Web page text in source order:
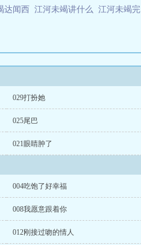
达闻西 江河未竭讲什么 江河未竭完
029打扮她
025尾巴
021眼睛肿了
004吃饱了好幸福
008我愿意跟着你
012刚接过吻的情人